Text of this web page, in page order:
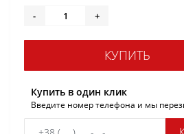
- +
КУПИТЬ
Купить в один клик
Введите номер телефона и мы